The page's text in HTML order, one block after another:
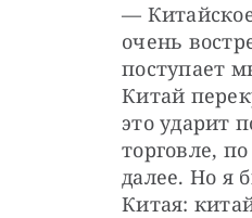
—
очень
поступает
Китай
это ударит
торговле,
далее. Но я
Китая: